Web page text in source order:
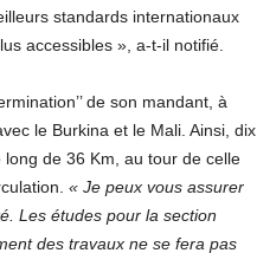
standards internationaux
accessibles », a-t-il notifié.
de son mandant, à
le Burkina et le Mali. Ainsi, dix
long de 36 Km, au tour de celle
« Je peux vous assurer
Les études pour la section
des travaux ne se fera pas